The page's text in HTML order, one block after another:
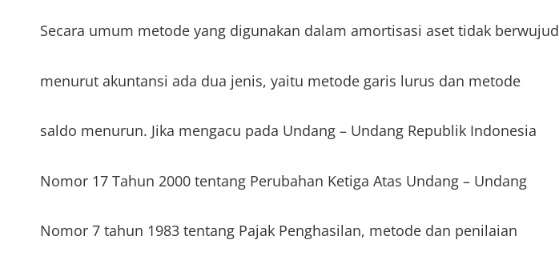
Secara umum metode yang digunakan dalam amortisasi aset tidak berwujud
menurut akuntansi ada dua jenis, yaitu metode garis lurus dan metode
saldo menurun. Jika mengacu pada Undang – Undang Republik Indonesia
Nomor 17 Tahun 2000 tentang Perubahan Ketiga Atas Undang – Undang
Nomor 7 tahun 1983 tentang Pajak Penghasilan, metode dan penilaian